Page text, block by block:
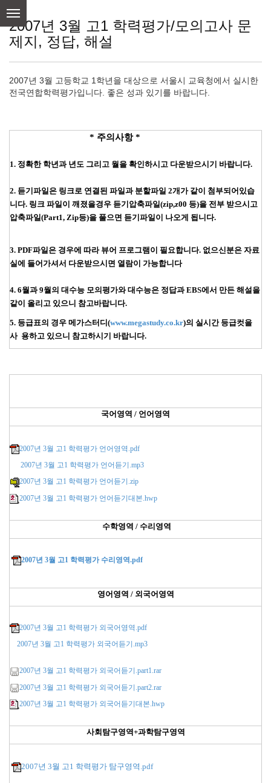
content
2007년 3월 고1 학력평가/모의고사 문
제지, 정답, 해설
2007년 3월 고등학교 1학년을 대상으로 서울시 교육청에서 실시한
전국연합학력평가입니다. 좋은 성과 있기를 바랍니다.
* 주의사항 *
1. 정확한 학년과 년도 그리고 월을 확인하시고 다운받으시기 바랍니다.
2. 듣기파일은 링크로 연결된 파일과 분할파일 2개가 같이 첨부되어있습
니다. 링크 파일이 깨졌을경우 듣기압축파일(zip,z00 등)을 전부 받으시고
압축파일(Part1, Zip등)을 풀으면 듣기파일이 나오게 됩니다.
3. PDF파일은 경우에 따라 뷰어 프로그램이 필요합니다. 없으신분은 자료
실에 들어가셔서 다운받으시면 열람이 가능합니다
4. 6월과 9월의 대수능 모의평가와 대수능은 정답과 EBS에서 만든 해설을
같이 올리고 있으니 참고바랍니다.
5. 등급표의 경우 메가스터디(www.megastudy.co.kr)의 실시간 등급컷을
사 용하고 있으니 참고하시기 바랍니다.
국어영역 / 언어영역
2007년 3월 고1 학력평가 언어영역.pdf
2007년 3월 고1 학력평가 언어듣기.mp3
2007년 3월 고1 학력평가 언어듣기.zip
2007년 3월 고1 학력평가 언어듣기대본.hwp
수학영역 / 수리영역
2007년 3월 고1 학력평가 수리영역.pdf
영어영역 / 외국어영역
2007년 3월 고1 학력평가 외국어영역.pdf
2007년 3월 고1 학력평가 외국어듣기.mp3
2007년 3월 고1 학력평가 외국어듣기.part1.rar
2007년 3월 고1 학력평가 외국어듣기.part2.rar
2007년 3월 고1 학력평가 외국어듣기대본.hwp
사회탐구영역+과학탐구영역
2007년 3월 고1 학력평가 탐구영역.pdf